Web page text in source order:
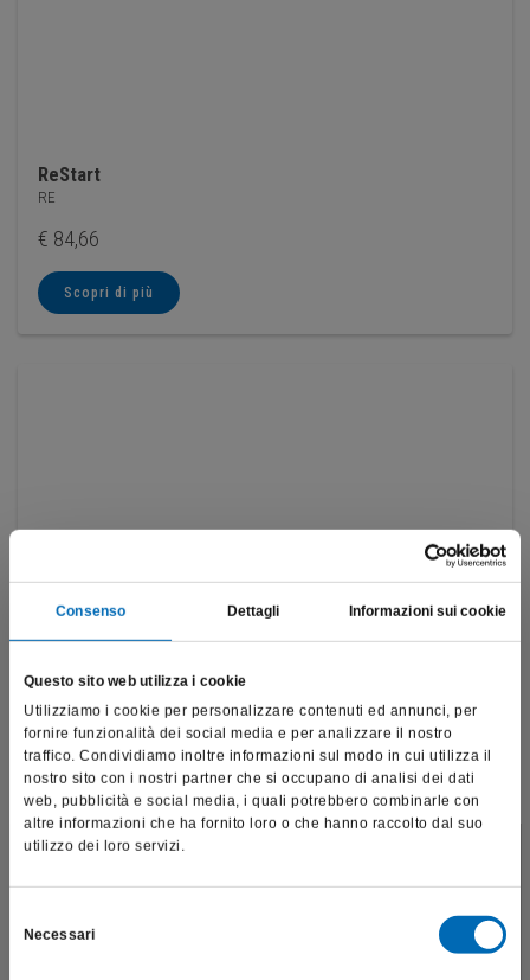
Consenso Dettagli Informazioni sui cookie
Questo sito web utilizza i cookie
Utilizziamo i cookie per personalizzare contenuti ed annunci, per
fornire funzionalità dei social media e per analizzare il nostro
traffico. Condividiamo inoltre informazioni sul modo in cui utilizza il
nostro sito con i nostri partner che si occupano di analisi dei dati
web, pubblicità e social media, i quali potrebbero combinarle con
altre informazioni che ha fornito loro o che hanno raccolto dal suo
utilizzo dei loro servizi.
delNecessari
ReStart
RE
€ 84,66
Scopri di più
4680
€87,75
professionali e riporta dati, prodotti e beni sensibili per la
salute e la sicurezza del paziente; pertanto, per visitare il sito,